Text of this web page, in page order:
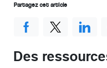
Des
Partagez cet article